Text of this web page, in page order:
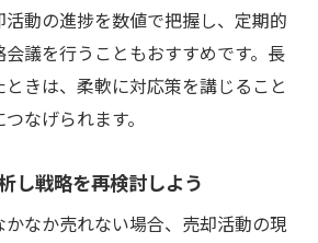
活動の進捗を数値で把握し、定期的
議を行うこともおすすめです。長
きは、柔軟に対応策を講じること
なげられます。
し戦略を再検討しよう
なか売れない場合、売却活動の現